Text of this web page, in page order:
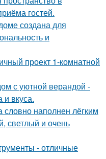
гостей.
создана для
и
проект 1-комнатной
с уютной верандой -
и вкуса.
словно наполнен лёгким
светлый и очень
- отличные